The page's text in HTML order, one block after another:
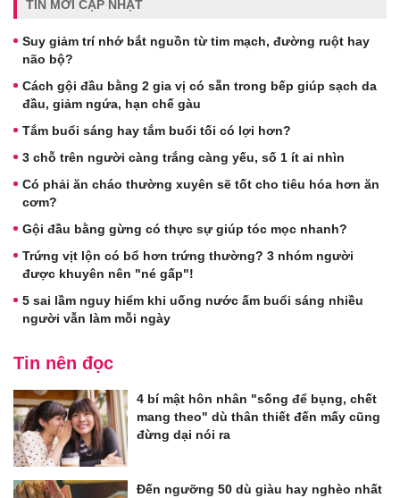
TIN MỚI CẬP NHẬT
Suy giảm trí nhớ bắt nguồn từ tim mạch, đường ruột hay
não bộ?
Cách gội đầu bằng 2 gia vị có sẵn trong bếp giúp sạch da
đầu, giảm ngứa, hạn chế gàu
Tắm buổi sáng hay tắm buổi tối có lợi hơn?
3 chỗ trên người càng trắng càng yếu, số 1 ít ai nhìn
Có phải ăn cháo thường xuyên sẽ tốt cho tiêu hóa hơn ăn
cơm?
Gội đầu bằng gừng có thực sự giúp tóc mọc nhanh?
Trứng vịt lộn có bổ hơn trứng thường? 3 nhóm người
được khuyên nên "né gấp"!
5 sai lầm nguy hiểm khi uống nước ấm buổi sáng nhiều
người vẫn làm mỗi ngày
Tin nên đọc
4 bí mật hôn nhân "sống để bụng, chết
mang theo" dù thân thiết đến mấy cũng
đừng dại nói ra
Đến ngưỡng 50 dù giàu hay nghèo nhất